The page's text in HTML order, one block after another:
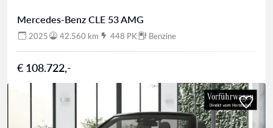
Mercedes-Benz CLE 53 AMG
2025 42.560 km 448 PK Benzine
€ 108.722,-